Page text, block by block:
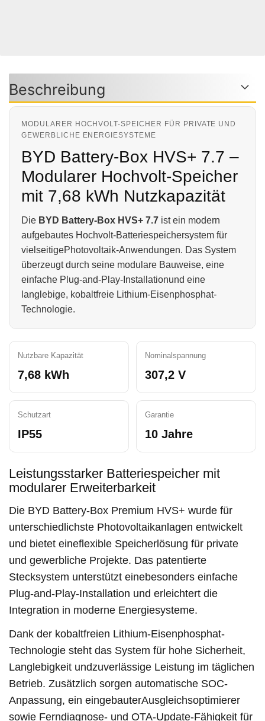
Beschreibung
MODULARER HOCHVOLT-SPEICHER FÜR PRIVATE UND
GEWERBLICHE ENERGIESYSTEME
BYD Battery-Box HVS+ 7.7 –
Modularer Hochvolt-Speicher
mit 7,68 kWh Nutzkapazität
Die BYD Battery-Box HVS+ 7.7 ist ein modern
aufgebautes Hochvolt-Batteriespeichersystem für
vielseitigePhotovoltaik-Anwendungen. Das System
überzeugt durch seine modulare Bauweise, eine
einfache Plug-and-Play-Installationund eine
langlebige, kobaltfreie Lithium-Eisenphosphat-
Technologie.
Nutzbare Kapazität
7,68 kWh
Nominalspannung
307,2 V
Schutzart
IP55
Garantie
10 Jahre
Leistungsstarker Batteriespeicher mit
modularer Erweiterbarkeit
Die BYD Battery-Box Premium HVS+ wurde für
unterschiedlichste Photovoltaikanlagen entwickelt
und bietet eineflexible Speicherlösung für private
und gewerbliche Projekte. Das patentierte
Stecksystem unterstützt einebesonders einfache
Plug-and-Play-Installation und erleichtert die
Integration in moderne Energiesysteme.
Dank der kobaltfreien Lithium-Eisenphosphat-
Technologie steht das System für hohe Sicherheit,
Langlebigkeit undzuverlässige Leistung im täglichen
Betrieb. Zusätzlich sorgen automatische SOC-
Anpassung, ein eingebauterAusgleichsoptimierer
sowie Ferndiagnose- und OTA-Update-Fähigkeit für